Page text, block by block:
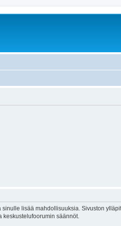
lisää mahdollisuuksia. Sivuston
keskustelufoorumin säännöt.